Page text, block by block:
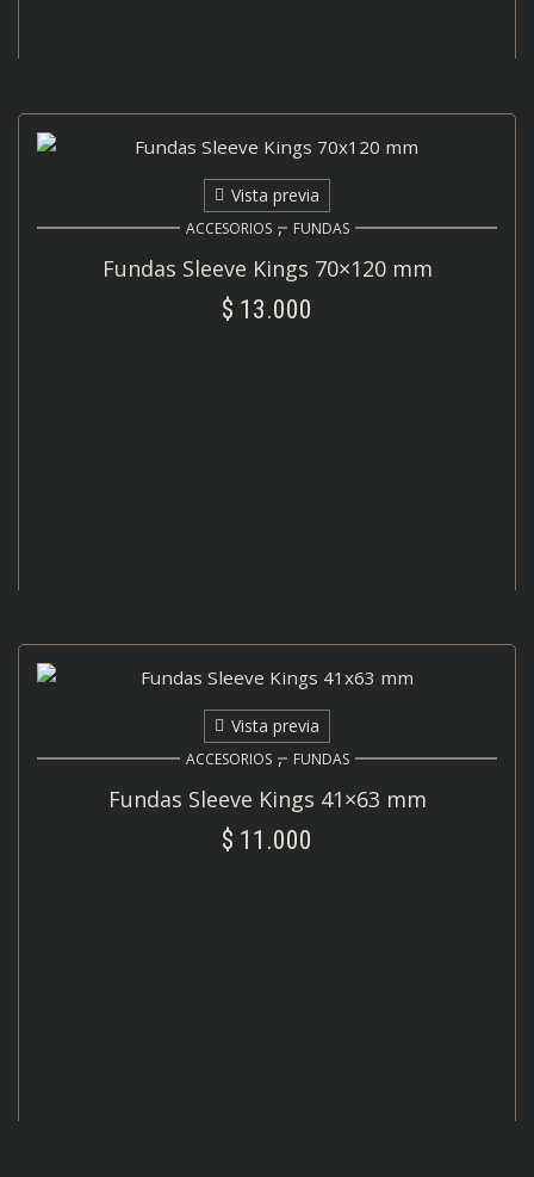
Vista previa
ACCESORIOS , FUNDAS
Fundas Sleeve Kings 70×120 mm
$ 13.000
Vista previa
ACCESORIOS , FUNDAS
Fundas Sleeve Kings 41×63 mm
$ 11.000